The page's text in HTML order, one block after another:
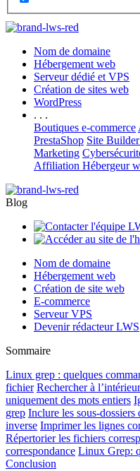
Nom de domaine
Hébergement web
Serveur dédié et VPS
Création de sites web
WordPress
. . .
Boutiques e-commerce
PrestaShop Site
Marketing
Affiliation Hébergeur
Blog
Nom de domaine
Hébergement web
Création de site web
E-commerce
Serveur VPS
Devenir rédacteur LWS
Sommaire
Linux grep : quelques
fichier Rechercher à
uniquement des mots entiers
grep Inclure les sous-dossiers
inverse Imprimer les lignes
Répertorier les fichiers
correspondance Linux Grep:
Conclusion